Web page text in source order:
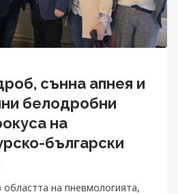
сънна апнея и
белодробни
на
български
на пневмологията,